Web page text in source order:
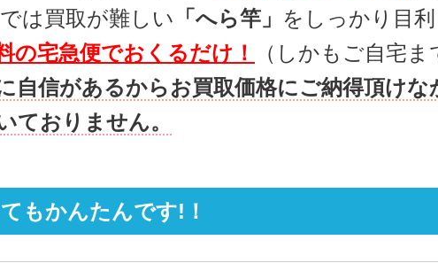
は買取が難しい 「へら竿」 をしっかり目利
の宅急便でおくるだけ！
（しかもご自宅
自信があるからお買取価格にご納得頂けな
ておりません。
もかんたんです!！